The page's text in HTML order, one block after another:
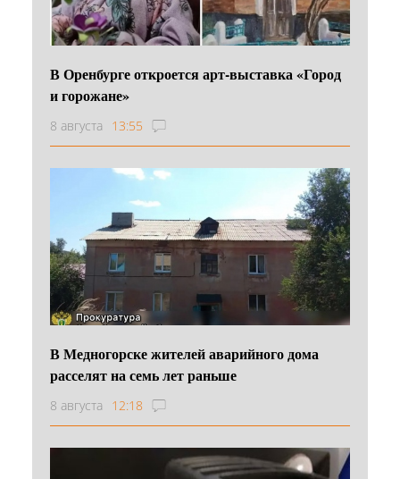
В Оренбурге откроется арт-выставка «Город
и горожане»
8 августа 13:55
В Медногорске жителей аварийного дома
расселят на семь лет раньше
8 августа 12:18